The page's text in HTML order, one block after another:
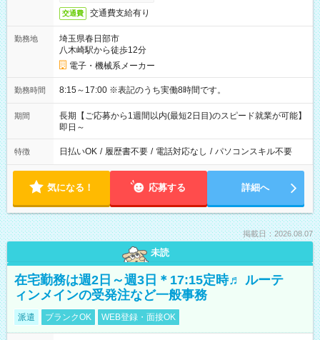
交通費 交通費支給有り
勤務地
埼玉県春日部市
八木崎駅から徒歩12分
電子・機械系メーカー
勤務時間 8:15～17:00 ※表記のうち実働8時間です。
期間
長期【ご応募から1週間以内(最短2日目)のスピード就業が可能】
即日～
特徴 日払いOK / 履歴書不要 / 電話対応なし / パソコンスキル不要
気になる！ 応募する 詳細へ
掲載日：2026.08.07
未読
在宅勤務は週2日～週3日＊17:15定時♬ ルーテ
ィンメインの受発注など一般事務
派遣 ブランクOK WEB登録・面接OK